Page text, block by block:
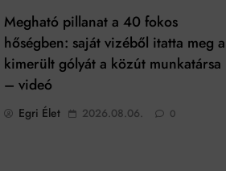
Megható pillanat a 40 fokos
hőségben: saját vizéből itatta meg a
kimerült gólyát a közút munkatársa
– videó
Egri Élet 2026.08.06. 0